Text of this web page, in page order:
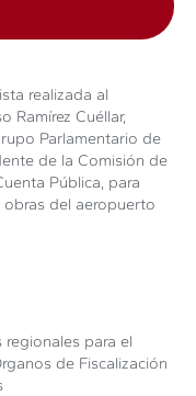
realizada al
Ramírez Cuéllar,
Parlamentario de
de la Comisión de
Pública, para
obras del aeropuerto
para el
de Fiscalización